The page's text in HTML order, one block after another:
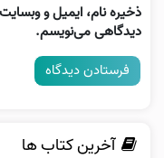
ذخیره نام، ایمیل و
دیدگاهی می‌نویسم.
آخرین کتاب ها